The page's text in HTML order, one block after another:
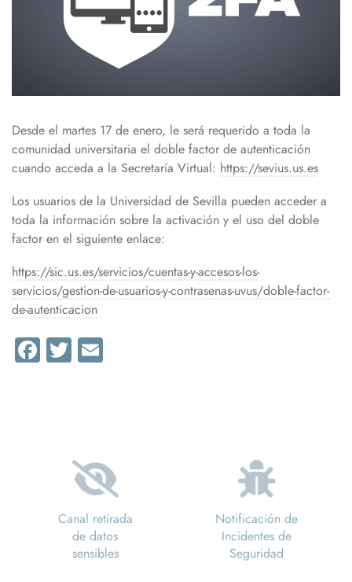
Desde el martes 17 de enero, le será requerido a toda la
comunidad universitaria el doble factor de autenticación
cuando acceda a la Secretaría Virtual: https://sevius.us.es
Los usuarios de la Universidad de Sevilla pueden acceder a
toda la información sobre la activación y el uso del doble
factor en el siguiente enlace:
https://sic.us.es/servicios/cuentas-y-accesos-los-
servicios/gestion-de-usuarios-y-contrasenas-uvus/doble-factor-
de-autenticacion
Facebook
Twitter
Canal retirada
de datos
sensibles
Notificación de
Incidentes de
Seguridad